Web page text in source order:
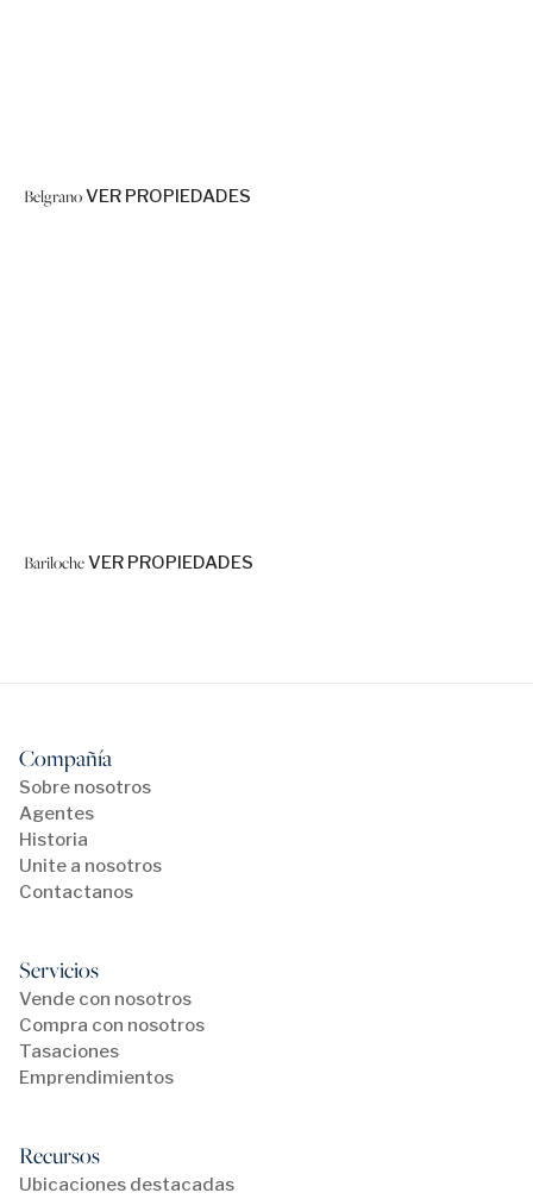
BelgranoVER PROPIEDADES
BarilocheVER PROPIEDADES
Compañía
Sobre nosotros
Agentes
Historia
Unite a nosotros
Contactanos
Servicios
Vende con nosotros
Compra con nosotros
Tasaciones
Emprendimientos
Recursos
Ubicaciones destacadas